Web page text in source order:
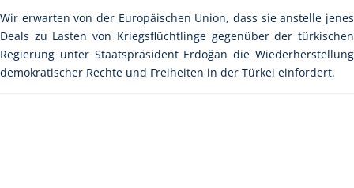
Wir erwarten von der Europäischen Union, dass sie anstelle jenes
Deals zu Lasten von Kriegsflüchtlinge gegenüber der türkischen
Regierung unter Staatspräsident Erdoğan die Wiederherstellung
demokratischer Rechte und Freiheiten in der Türkei einfordert.